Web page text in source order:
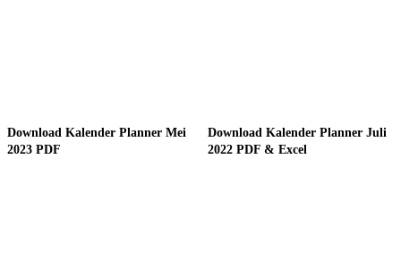
Download Kalender Planner Mei
2023 PDF
Download Kalender Planner Juli
2022 PDF & Excel